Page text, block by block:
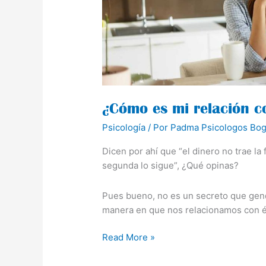
¿Cómo es mi relación
Psicología / Por Padma Psicologos
Dicen por ahí que “el dinero no trae
segunda lo sigue”, ¿Qué opinas?
Pues bueno, no es un secreto que
manera en que nos relacionamos con
Read More »